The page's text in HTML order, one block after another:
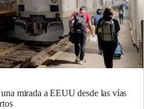
mirada a EEUU desde las vías